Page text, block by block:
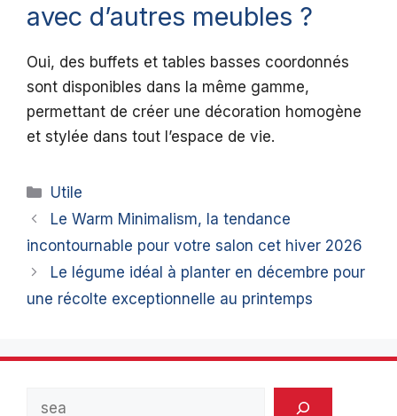
avec d’autres meubles ?
Oui, des buffets et tables basses coordonnés
sont disponibles dans la même gamme,
permettant de créer une décoration homogène
et stylée dans tout l’espace de vie.
Catégories
Utile
Le Warm Minimalism, la tendance
incontournable pour votre salon cet hiver 2026
Le légume idéal à planter en décembre pour
une récolte exceptionnelle au printemps